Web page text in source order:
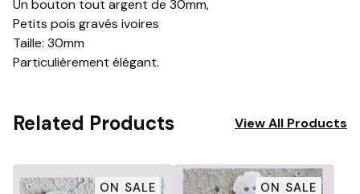
Un bouton tout argent de 30mm,
Petits pois gravés ivoires
Taille: 30mm
Particulièrement élégant.
Related Products View All Products
ON SALE ON SALE